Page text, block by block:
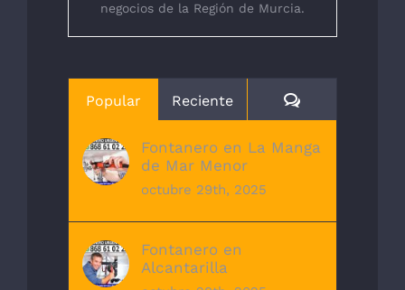
negocios de la Región de Murcia.
Popular Reciente Comentarios
Fontanero en La Manga
de Mar Menor
octubre 29th, 2025
Fontanero en
Alcantarilla